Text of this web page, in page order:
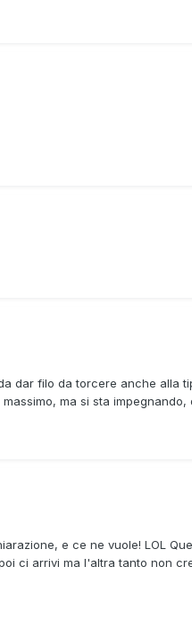
dar filo da torcere anche alla
ma si sta impegnando,
e ce ne vuole! LOL
ci arrivi ma l'altra tanto non